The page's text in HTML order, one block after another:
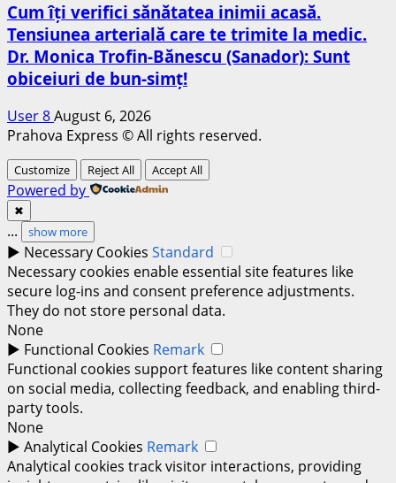
Cum îți verifici sănătatea inimii acasă.
Tensiunea arterială care te trimite la medic.
Dr. Monica Trofin-Bănescu (Sanador): Sunt
obiceiuri de bun-simț!
User 8August 6, 2026
Prahova Express © All rights reserved.
Customize Reject All Accept All
Powered by
✖
... show more
► Necessary Cookies Standard
Necessary cookies enable essential site features like
secure log-ins and consent preference adjustments.
They do not store personal data.
None
► Functional Cookies Remark
Functional cookies support features like content sharing
on social media, collecting feedback, and enabling third-
party tools.
None
► Analytical Cookies Remark
Analytical cookies track visitor interactions, providing